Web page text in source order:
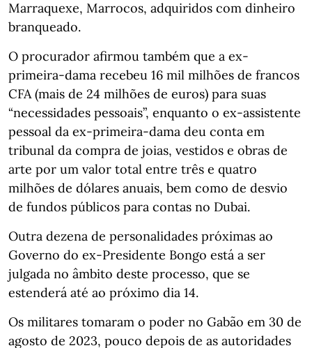
Marraquexe, Marrocos, adquiridos com dinheiro
branqueado.
O procurador afirmou também que a ex-
primeira-dama recebeu 16 mil milhões de francos
CFA (mais de 24 milhões de euros) para suas
“necessidades pessoais”, enquanto o ex-assistente
pessoal da ex-primeira-dama deu conta em
tribunal da compra de joias, vestidos e obras de
arte por um valor total entre três e quatro
milhões de dólares anuais, bem como de desvio
de fundos públicos para contas no Dubai.
Outra dezena de personalidades próximas ao
Governo do ex-Presidente Bongo está a ser
julgada no âmbito deste processo, que se
estenderá até ao próximo dia 14.
Os militares tomaram o poder no Gabão em 30 de
agosto de 2023, pouco depois de as autoridades